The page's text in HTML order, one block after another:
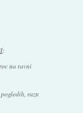
:
na ravni
razn